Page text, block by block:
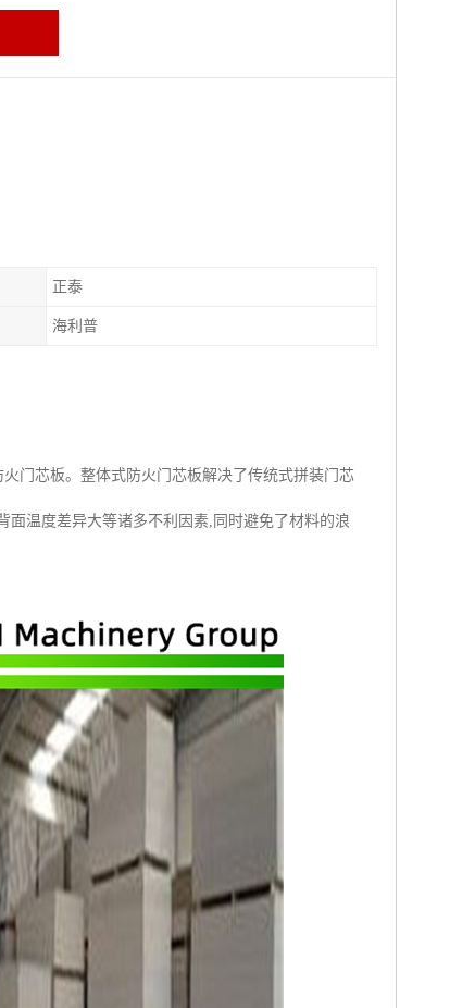
正泰
海利普
门芯板。整体式防火门芯板解决了传统式拼装门芯
温度差异大等诸多不利因素,同时避免了材料的浪